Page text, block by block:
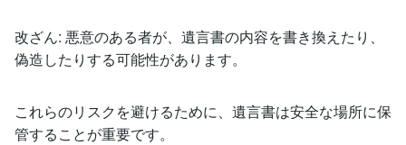
改ざん: 悪意のある者が、遺言書の内容を書き換えたり、
偽造したりする可能性があります。
これらのリスクを避けるために、遺言書は安全な場所に保
管することが重要です。